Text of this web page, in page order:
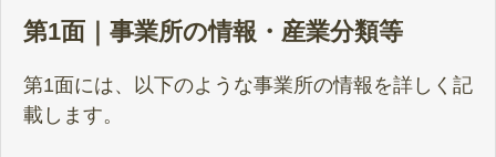
第1面｜事業所の情報・産業分類等
第1面には、以下のような事業所の情報を詳しく記
載します。